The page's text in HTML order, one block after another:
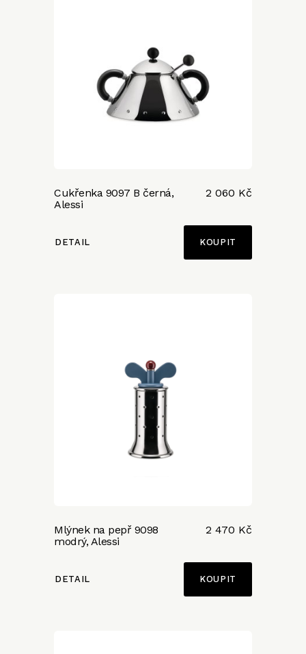
Cukřenka 9097 B černá,
Alessi
2 060 Kč
DETAIL
Mlýnek na pepř 9098
modrý, Alessi
2 470 Kč
DETAIL